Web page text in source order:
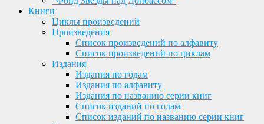
Книги
Циклы произведений
Произведения
Список произведений по алфавиту
Список произведений по циклам
Издания
Издания по годам
Издания по алфавиту
Издания по названию серии книг
Список изданий по годам
Список изданий по названию серии книг